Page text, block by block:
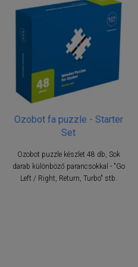
Ozobot fa puzzle - Starter
Set
Ozobot puzzle készlet 48 db, Sok
darab különböző parancsokkal - "Go
Left / Right, Return, Turbo" stb.